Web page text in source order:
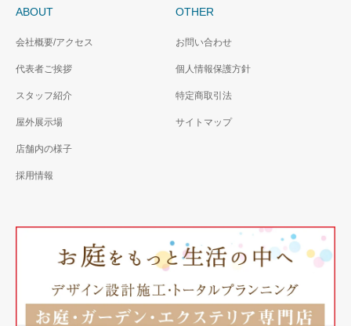
ABOUT
会社概要/アクセス
代表者ご挨拶
スタッフ紹介
屋外展示場
店舗内の様子
採用情報
OTHER
お問い合わせ
個人情報保護方針
特定商取引法
サイトマップ